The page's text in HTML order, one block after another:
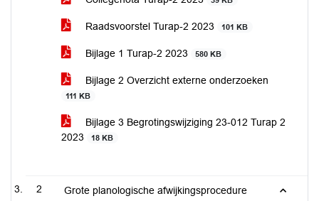
Raadsvoorstel Turap-2 2023 101 KB
Bijlage 1 Turap-2 2023 580 KB
Bijlage 2 Overzicht externe onderzoeken
111 KB
Bijlage 3 Begrotingswijziging 23-012 Turap 2
2023
18 KB
2
Grote planologische afwijkingsprocedure